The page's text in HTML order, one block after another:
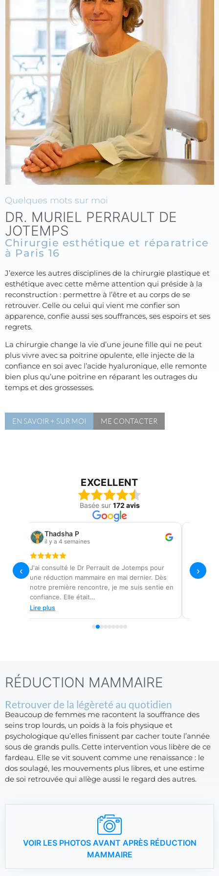
Quelques mots sur moi
DR. MURIEL PERRAULT DE
JOTEMPS
Chirurgie esthétique et réparatrice
à Paris 16
J’exerce les autres disciplines de la chirurgie plastique et
esthétique avec cette même attention qui préside à la
reconstruction : permettre à l’être et au corps de se
retrouver. Celle ou celui qui vient me confier son
apparence, confie aussi ses souffrances, ses espoirs et ses
regrets.
La chirurgie change la vie d’une jeune fille qui ne peut
plus vivre avec sa poitrine opulente, elle injecte de la
confiance en soi avec l’acide hyaluronique, elle remonte
bien plus qu’une poitrine en réparant les outrages du
temps et des grossesses.
EN SAVOIR + SUR MOI ME CONTACTER
RÉDUCTION MAMMAIRE
Retrouver de la légèreté au quotidien
Beaucoup de femmes me racontent la souffrance des
seins trop lourds, un poids à la fois physique et
psychologique qu’elles finissent par cacher toute l’année
sous de grands pulls. Cette intervention vous libère de ce
fardeau. Elle se vit souvent comme une renaissance : le
dos soulagé, les mouvements plus libres, et une estime
de soi retrouvée qui allège aussi le regard des autres.
VOIR LES PHOTOS AVANT APRÈS RÉDUCTION
MAMMAIRE